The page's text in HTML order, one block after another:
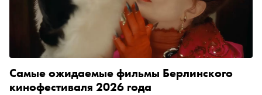
Самые ожидаемые фильмы Берлинского
кинофестиваля 2026 года